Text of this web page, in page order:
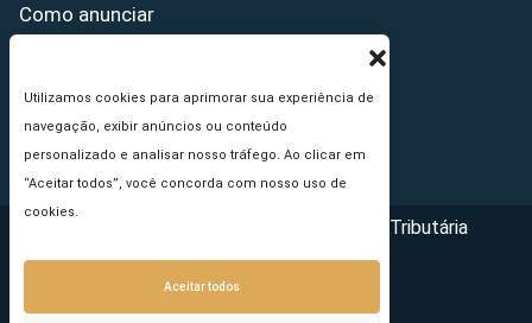
Utilizamos cookies para aprimorar sua experiência de
navegação, exibir anúncios ou conteúdo
personalizado e analisar nosso tráfego. Ao clicar em
“Aceitar todos”, você concorda com nosso uso de
cookies.
Aceitar todos
Como anunciar
Princípios Editoriais
Copyright © 2026 - Portal da Reforma Tributária